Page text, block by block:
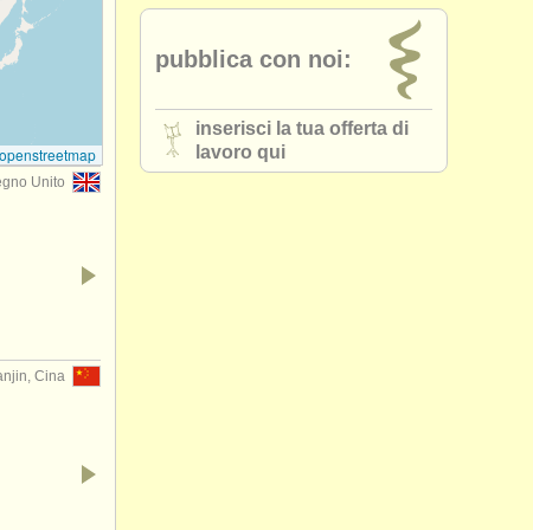
openstreetmap
Unito
Cina
pubblica con noi:
inserisci la tua offerta di
lavoro qui